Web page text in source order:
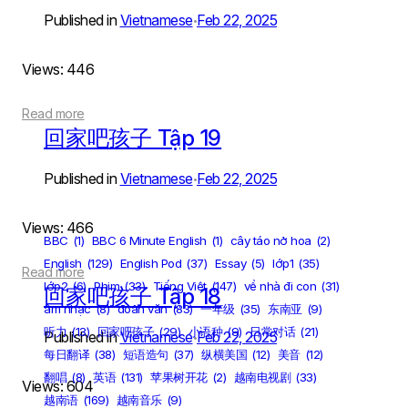
Published inVietnamese•Feb 22, 2025
Views: 446
Read more
回家吧孩子 Tập 19
Published inVietnamese•Feb 22, 2025
Views: 466
Read more
回家吧孩子 Tập 18
Published inVietnamese•Feb 22, 2025
Views: 604
BBC (1) BBC 6 Minute English (1) cây táo nở hoa (2)
English (129) English Pod (37) Essay (5) lớp1 (35)
lớp2 (6) Phim (33) Tiếng Việt (147) về nhà đi con (31)
âm nhạc (8) đoản văn (83) 一年级 (35) 东南亚 (9)
听力 (13) 回家吧孩子 (29) 小语种 (9) 日常对话 (21)
每日翻译 (38) 短语造句 (37) 纵横美国 (12) 美音 (12)
翻唱 (8) 英语 (131) 苹果树开花 (2) 越南电视剧 (33)
越南语 (169) 越南音乐 (9)